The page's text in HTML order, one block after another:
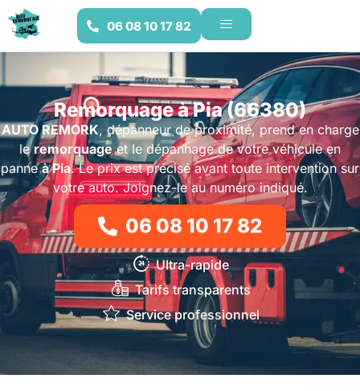
06 08 10 17 82
Remorquage à Pia (66380)
AUTO REMORK, dépanneur de proximité, prend en charge
leremorquageet le dépannage de votre véhicule en
panneà Pia. Le prix est précisé avant toute intervention sur
votre auto. Joignez-le au numéro indiqué.
06 08 10 17 82
Ultra-rapide
Tarifs transparents
Service professionnel